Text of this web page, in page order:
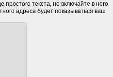
текста, не включайте в него
адреса будет показываться ваш